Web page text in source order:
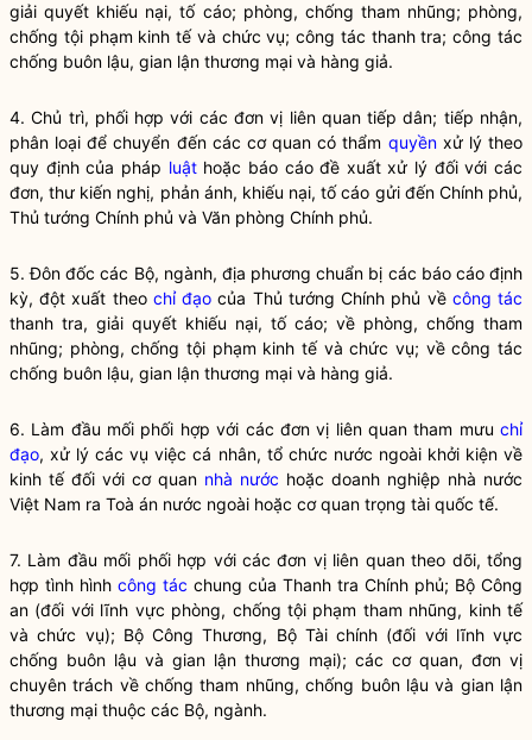
giải quyết khiếu nại, tố cáo; phòng, chống tham nhũng; phòng,
chống tội phạm kinh tế và chức vụ;công tác thanh tra;công tác
chống buôn lậu, gian lận thương mại và hàng giả.
4. Chủ trì, phối hợp với các đơn vị liên quan tiếp dân; tiếp nhận,
phân loại để chuyển đến các cơ quan có thẩm quyềnxử lý theo
quy định của pháp luậthoặc báo cáo đề xuất xử lý đối với các
đơn, thư kiến nghị, phản ánh, khiếu nại, tố cáo gửi đến Chính phủ,
Thủ tướng Chính phủ và Văn phòng Chính phủ.
5. Đôn đốc các Bộ, ngành, địa phương chuẩn bị các báo cáo định
kỳ, đột xuất theo chỉ đạo của Thủ tướng Chính phủ về công tác
thanh tra, giải quyết khiếu nại, tố cáo; về phòng, chống tham
nhũng; phòng, chống tội phạm kinh tế và chức vụ; vềcông tác
chống buôn lậu, gian lận thương mại và hàng giả.
6. Làm đầu mối phối hợp với các đơn vị liên quan tham mưu chỉ
đạo, xử lý các vụ việc cá nhân, tổ chức nước ngoài khởi kiện về
kinh tế đối với cơ quan nhà nước hoặc doanh nghiệp nhà nước
Việt Nam ra Toà án nước ngoài hoặc cơ quan trọng tài quốc tế.
7. Làm đầu mối phối hợp với các đơn vị liên quan theo dõi, tổng
hợp tình hình công tác chung của Thanh tra Chính phủ; Bộ Công
an (đối với lĩnh vực phòng, chống tội phạm tham nhũng, kinh tế
và chức vụ); Bộ Công Thương, Bộ Tài chính (đối với lĩnh vực
chống buôn lậu và gian lận thương mại); các cơ quan, đơn vị
chuyên trách về chống tham nhũng, chống buôn lậu và gian lận
thương mại thuộc các Bộ, ngành.